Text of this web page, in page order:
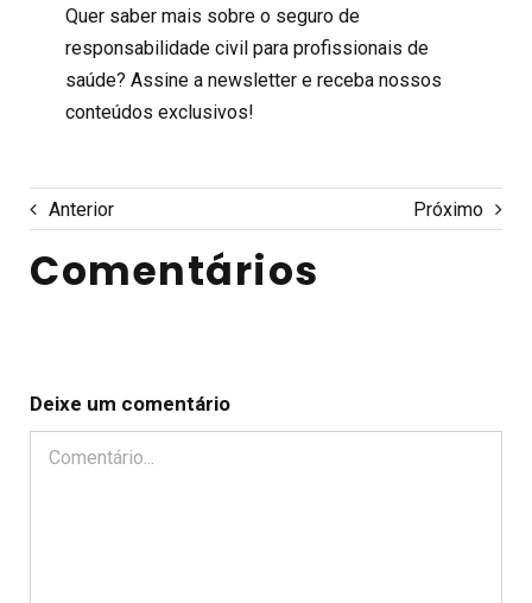
Quer saber mais sobre o seguro de
responsabilidade civil para profissionais de
saúde? Assine a newsletter e receba nossos
conteúdos exclusivos!
Anterior Próximo
Comentários
Deixe um comentário
Comentário